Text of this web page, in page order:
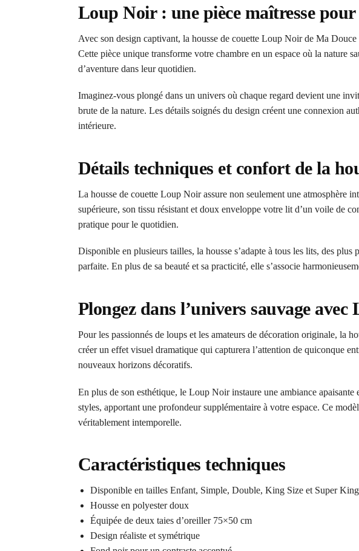
Loup Noir : une pièce maîtresse
Avec son design captivant, la housse de couette Loup Noir de Ma
Cette pièce unique transforme votre chambre en un espace où la nature
d’aventure dans leur quotidien.
Imaginez-vous plongé dans un univers où chaque regard devient une
brute de la nature. Les détails soignés du design créent une connexion
intérieure.
Détails techniques et confort de la
La housse de couette Loup Noir assure non seulement une atmosphère
supérieure, son tissu résistant et doux enveloppe votre lit d’un voile de
pratique pour le quotidien.
Disponible en plusieurs tailles, la housse s’adapte à tous les lits, des
parfaite. En plus de sa beauté et sa practicité, elle s’associe
Plongez dans l’univers sauvage
Pour les passionnés de loups et les amateurs de décoration originale, la
créer un effet visuel dramatique qui capturera l’attention de quiconque
nouveaux horizons décoratifs.
En plus de son esthétique, le Loup Noir instaure une ambiance
styles, apportant une profondeur supplémentaire à votre espace. Ce
véritablement intemporelle.
Caractéristiques techniques
Disponible en tailles Enfant, Simple, Double, King Size et Super King
Housse en polyester doux
Équipée de deux taies d’oreiller 75×50 cm
Design réaliste et symétrique